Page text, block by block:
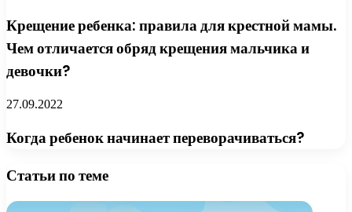
Крещение ребенка: правила для крестной мамы.
Чем отличается обряд крещения мальчика и
девочки?
27.09.2022
Когда ребенок начинает переворачиваться?
Статьи по теме